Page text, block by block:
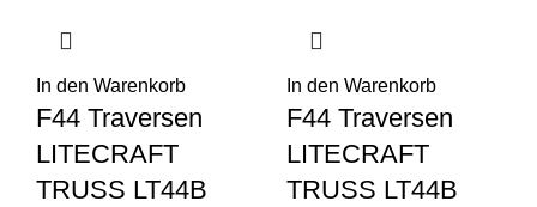
In den Warenkorb
F44 Traversen
LITECRAFT
TRUSS LT44B
In den Warenkorb
F44 Traversen
LITECRAFT
TRUSS LT44B